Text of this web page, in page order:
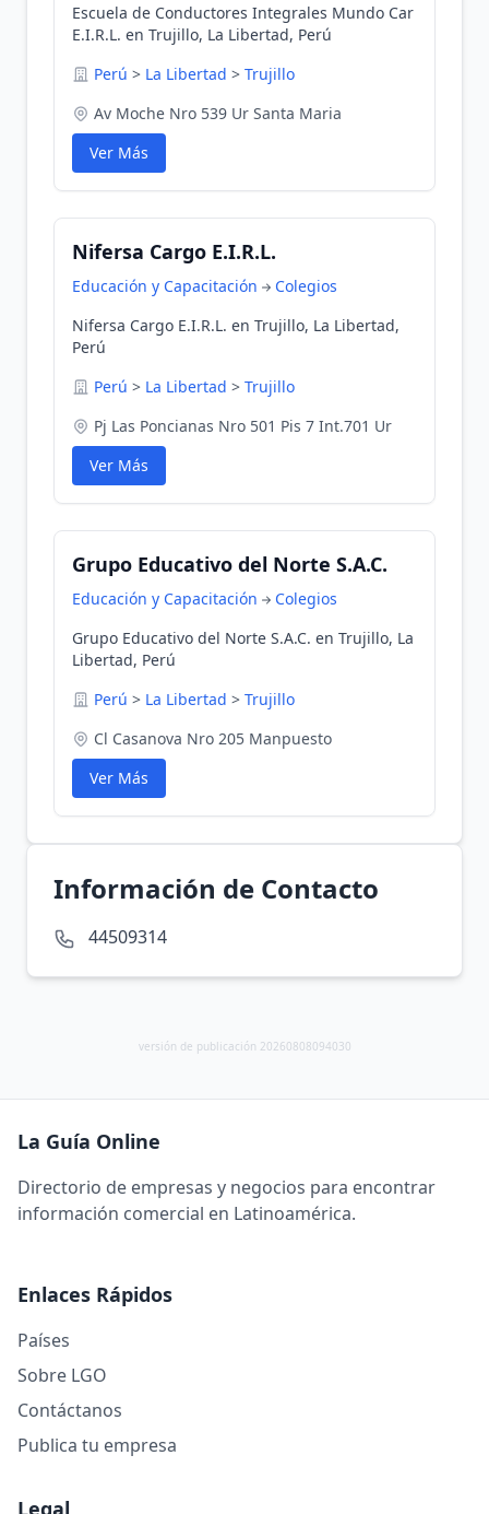
Escuela de Conductores Integrales Mundo Car
E.I.R.L. en Trujillo, La Libertad, Perú
Perú > La Libertad > Trujillo
Av Moche Nro 539 Ur Santa Maria
Ver Más
Nifersa Cargo E.I.R.L.
Educación y Capacitación
Colegios
Nifersa Cargo E.I.R.L. en Trujillo, La Libertad,
Perú
Perú > La Libertad > Trujillo
Pj Las Poncianas Nro 501 Pis 7 Int.701 Ur
Ver Más
Grupo Educativo del Norte S.A.C.
Educación y Capacitación
Colegios
Grupo Educativo del Norte S.A.C. en Trujillo, La
Libertad, Perú
Perú > La Libertad > Trujillo
Cl Casanova Nro 205 Manpuesto
Ver Más
Información de Contacto
44509314
versión de publicación 20260808094030
La Guía Online
Directorio de empresas y negocios para encontrar
información comercial en Latinoamérica.
Enlaces Rápidos
Países
Sobre LGO
Contáctanos
Publica tu empresa
Legal